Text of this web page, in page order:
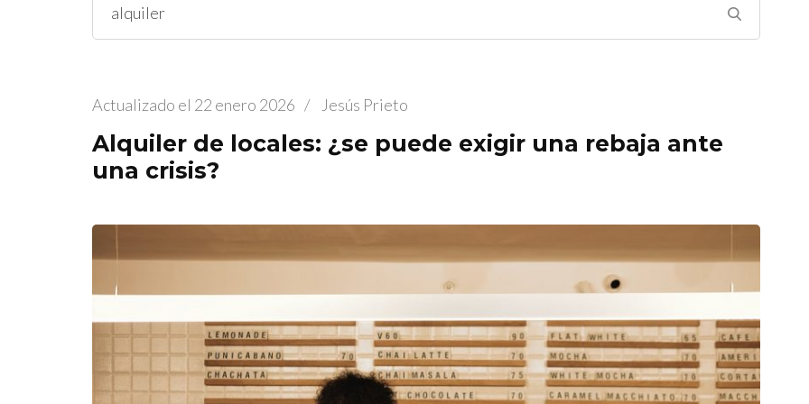
Buscar:
Actualizado el 22 enero 2026 / Jesús Prieto
Alquiler de locales: ¿se puede exigir una rebaja ante
una crisis?
podrían ser más profesionales…
Rápidos, precisos, y sobre todo,
Necesitaba solucionar mi problema
siendo madre de dos niños y
divorciada… ¡Muchísimas gracias!
Leer más